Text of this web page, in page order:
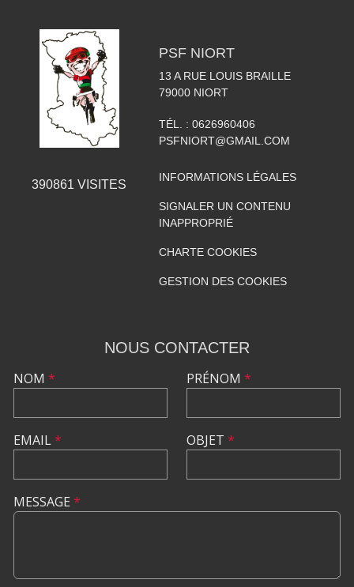
390861 VISITES
PSF NIORT
13 A RUE LOUIS BRAILLE
79000 NIORT
TÉL. : 0626960406
PSFNIORT@GMAIL.COM
INFORMATIONS LÉGALES
SIGNALER UN CONTENU
INAPPROPRIÉ
CHARTE COOKIES
GESTION DES COOKIES
NOUS CONTACTER
NOM *
EMAIL*
PRÉNOM *
OBJET *
MESSAGE *